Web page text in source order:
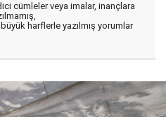
cümleler veya imalar, inançlara
harflerle yazılmış yorumlar